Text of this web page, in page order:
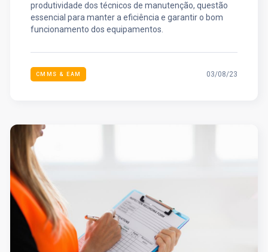
produtividade dos técnicos de manutenção, questão
essencial para manter a eficiência e garantir o bom
funcionamento dos equipamentos.
CMMS & EAM 03/08/23